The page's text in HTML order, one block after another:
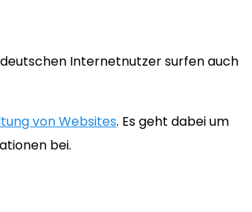
Internetnutzer surfen auch
von Websites. Es geht dabei um
bei.